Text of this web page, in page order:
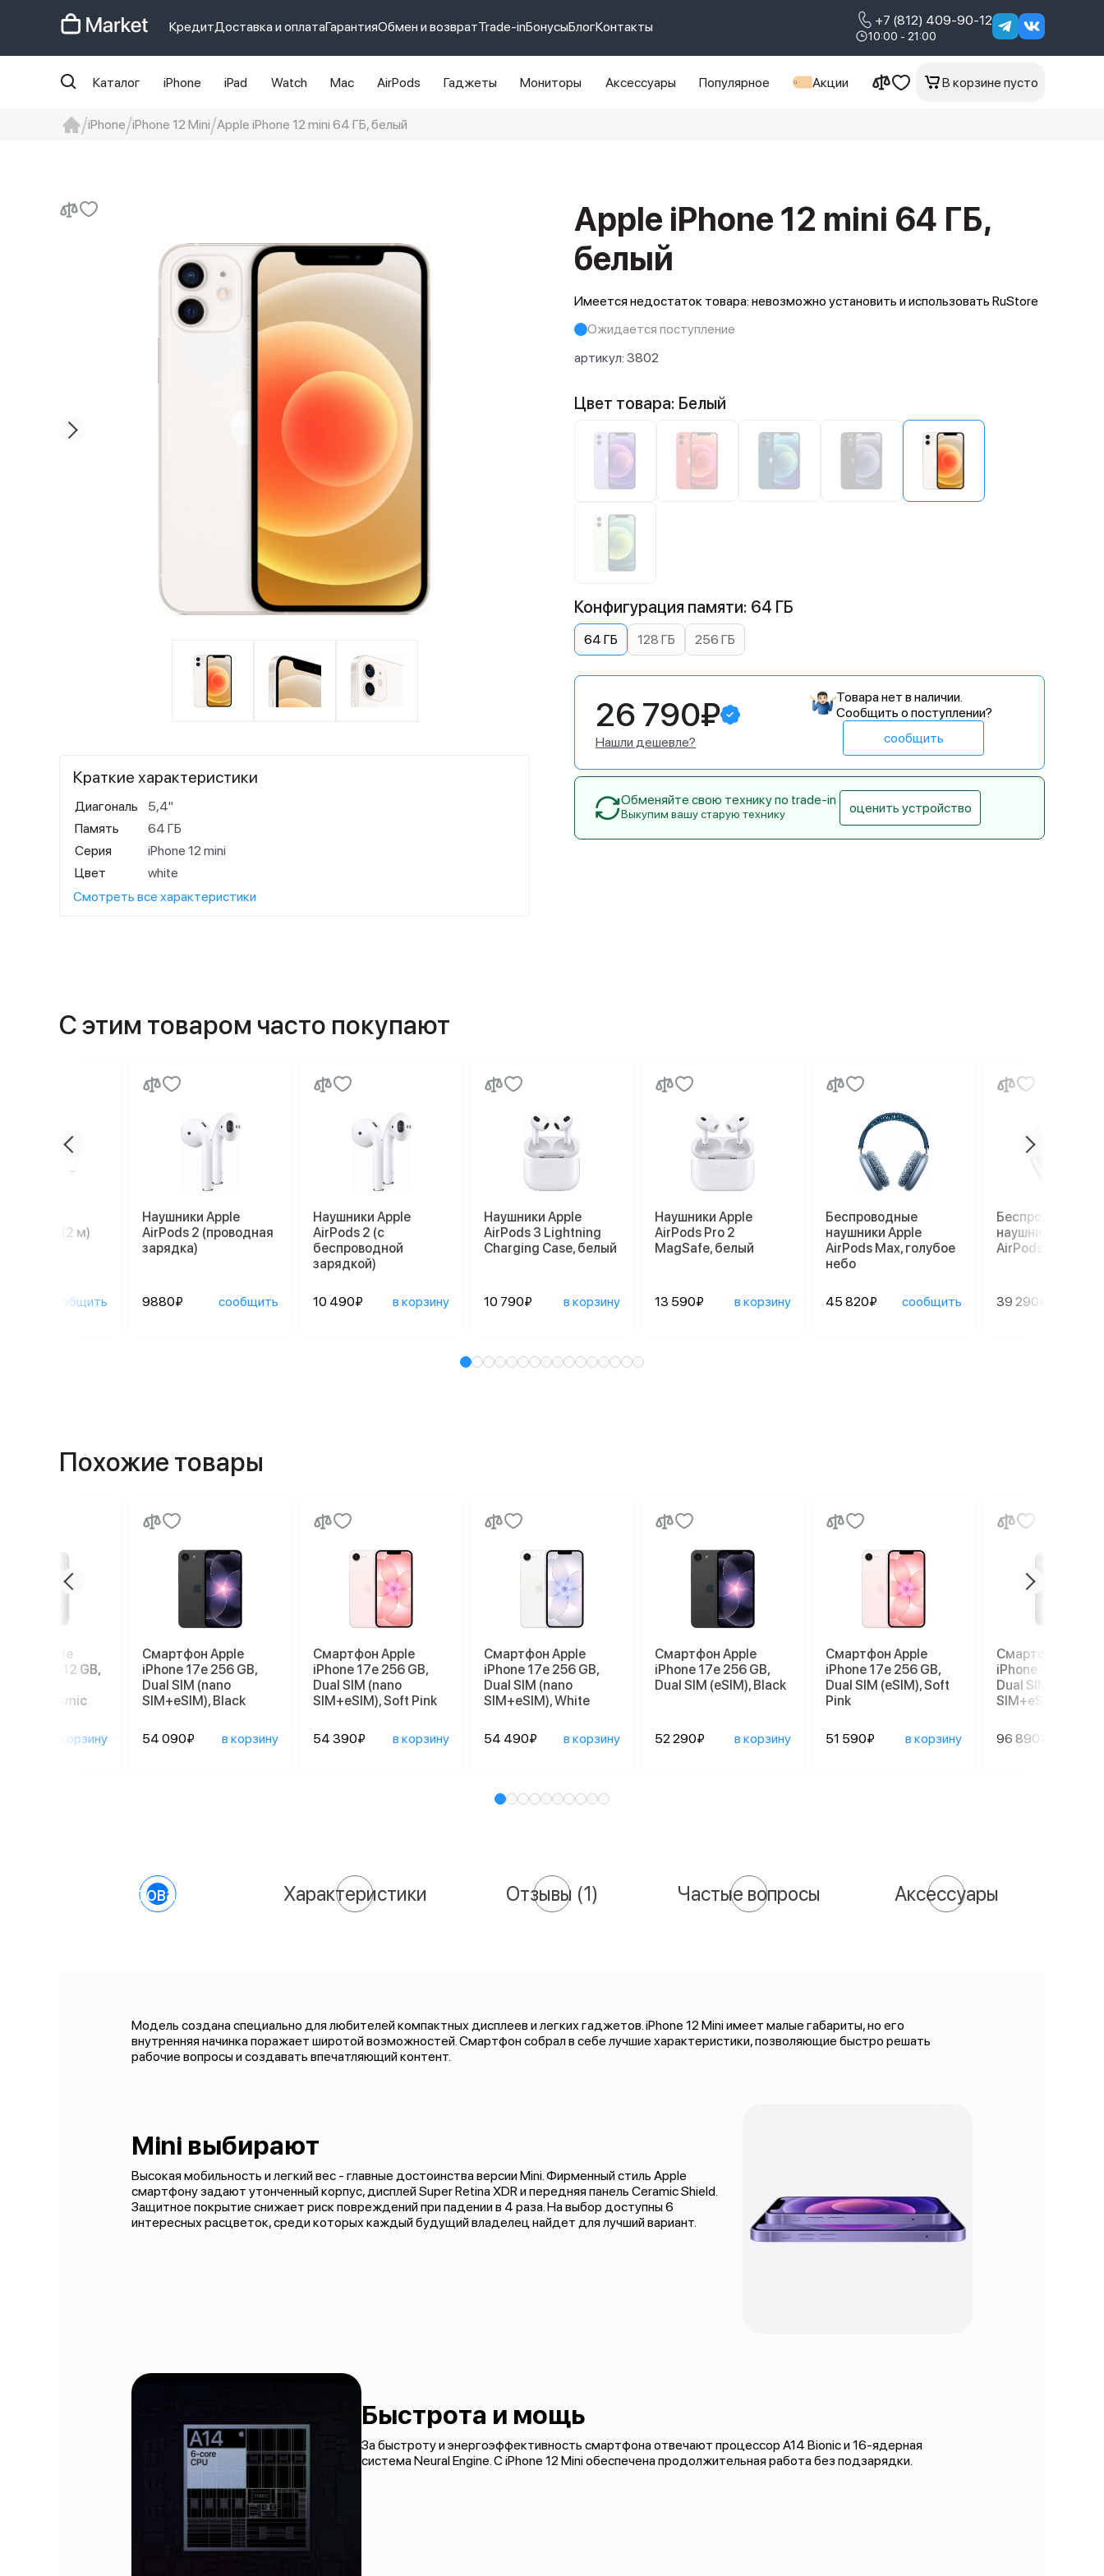
КредитДоставка и оплатаГарантияОбмен и возвратTrade-inБонусыБлогКонтакты +7 (812) 409-90-12
10:00 - 21:00
Каталог iPhone iPad Watch Mac AirPods Гаджеты Мониторы Аксессуары Популярное Акции В корзине пусто
iPhone iPhone 12 Mini Apple iPhone 12 mini 64 ГБ, белый
Apple iPhone 12 mini 64 ГБ,
белый
Имеется недостаток товара: невозможно установить и использовать RuStore
Ожидается поступление
артикул: 3802
Краткие характеристики
Диагональ
5,4"
Память
64 ГБ
Серия
iPhone 12 mini
Цвет
white
Смотреть все характеристики
Цвет товара: Белый
Конфигурация памяти: 64 ГБ
64 ГБ 128 ГБ 256 ГБ
26 790₽
Нашли дешевле?
Товара нет в наличии.
Сообщить о поступлении?
сообщить
Обменяйте свою технику по trade-in
Выкупим вашу старую технику оценить устройство
С этим товаром часто покупают
USB (2 м)
сообщить
Наушники Apple
AirPods 2 (проводная
зарядка)
9880₽ сообщить
Наушники Apple
AirPods 2 (с
беспроводной
зарядкой)
10 490₽ в корзину
Наушники Apple
AirPods 3 Lightning
Charging Case, белый
10 790₽ в корзину
Наушники Apple
AirPods Pro 2
MagSafe, белый
13 590₽ в корзину
Беспроводные
наушники Apple
AirPods Max, голубое
небо
45 820₽ сообщить
Беспроводные
наушники Apple
AirPods Max,
39 290₽
Похожие товары
Apple
17 Pro 512 GB,
Cosmic
в корзину
Смартфон Apple
iPhone 17e 256 GB,
Dual SIM (nano
SIM+eSIM), Black
54 090₽ в корзину
Смартфон Apple
iPhone 17e 256 GB,
Dual SIM (nano
SIM+eSIM), Soft Pink
54 390₽ в корзину
Смартфон Apple
iPhone 17e 256 GB,
Dual SIM (nano
SIM+eSIM), White
54 490₽ в корзину
Смартфон Apple
iPhone 17e 256 GB,
Dual SIM (eSIM), Black
52 290₽ в корзину
Смартфон Apple
iPhone 17e 256 GB,
Dual SIM (eSIM), Soft
Pink
51 590₽ в корзину
Смартфон Apple
iPhone 17 Pro
Dual SIM (nano
SIM+eSIM), Deep
96 890₽
О товаре Характеристики Отзывы (1) Частые вопросы Аксессуары
Модель создана специально для любителей компактных дисплеев и легких гаджетов. iPhone 12 Mini имеет малые габариты, но его
внутренняя начинка поражает широтой возможностей. Смартфон собрал в себе лучшие характеристики, позволяющие быстро решать
рабочие вопросы и создавать впечатляющий контент.
Mini выбирают
Высокая мобильность и легкий вес - главные достоинства версии Mini. Фирменный стиль Apple
смартфону задают утонченный корпус, дисплей Super Retina XDR и передняя панель Ceramic Shield.
Защитное покрытие снижает риск повреждений при падении в 4 раза. На выбор доступны 6
интересных расцветок, среди которых каждый будущий владелец найдет для лучший вариант.
Быстрота и мощь
За быстроту и энергоэффективность смартфона отвечают процессор A14 Bionic и 16-ядерная
система Neural Engine. С iPhone 12 Mini обеспечена продолжительная работа без подзарядки.